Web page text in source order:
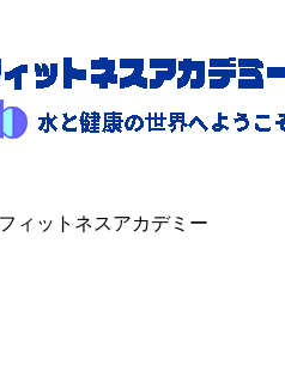
ィットネスアカデミー